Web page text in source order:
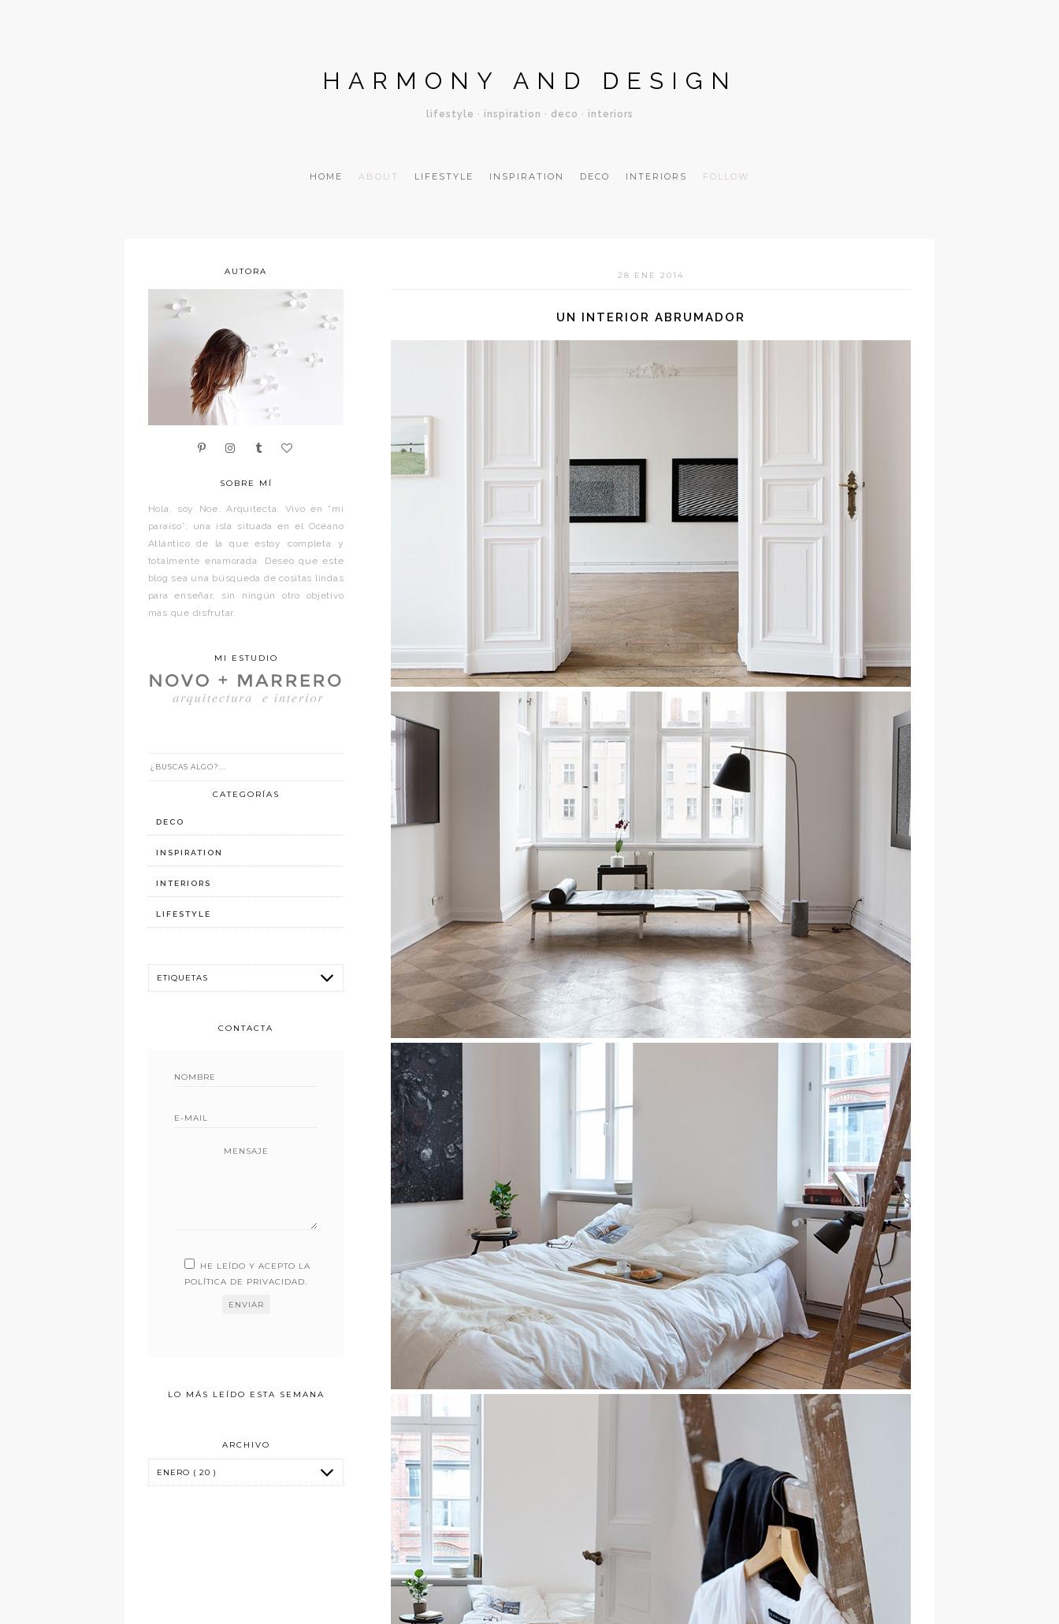
HARMONY AND DESIGN
lifestyle · inspiration · deco · interiors
HOME ABOUT LIFESTYLE INSPIRATION DECO INTERIORS FOLLOW
28 ENE 2014
UN INTERIOR ABRUMADOR
AUTORA
SOBRE MÍ
Hola, soy Noe. Arquitecta. Vivo en “mi
paraíso”, una isla situada en el Océano
Atlántico de la que estoy completa y
totalmente enamorada. Deseo que este
blog sea una búsqueda de cositas lindas
para enseñar, sin ningún otro objetivo
más que disfrutar.
MI ESTUDIO
CATEGORÍAS
DECO
INSPIRATION
INTERIORS
LIFESTYLE
CONTACTA
MENSAJE
HE LEÍDO Y ACEPTO LA
POLÍTICA DE PRIVACIDAD.
LO MÁS LEÍDO ESTA SEMANA
ARCHIVO